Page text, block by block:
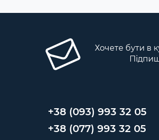
Хочете бути в
+38 (093) 993 32 05
+38 (077) 993 32 05